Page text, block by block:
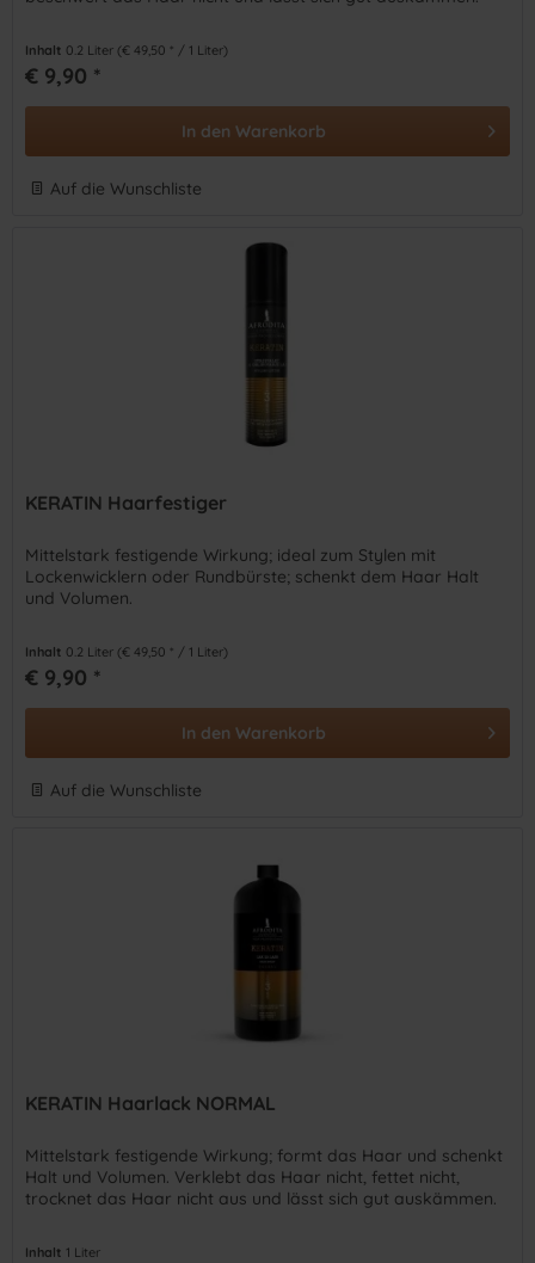
Inhalt 0.2 Liter (€ 49,50 * / 1 Liter)
€ 9,90 *
In den Warenkorb
Auf die Wunschliste
KERATIN Haarfestiger
Mittelstark festigende Wirkung; ideal zum Stylen mit
Lockenwicklern oder Rundbürste; schenkt dem Haar Halt
und Volumen.
Inhalt 0.2 Liter (€ 49,50 * / 1 Liter)
€ 9,90 *
In den Warenkorb
Auf die Wunschliste
KERATIN Haarlack NORMAL
Mittelstark festigende Wirkung; formt das Haar und schenkt
Halt und Volumen. Verklebt das Haar nicht, fettet nicht,
trocknet das Haar nicht aus und lässt sich gut auskämmen.
Inhalt 1 Liter